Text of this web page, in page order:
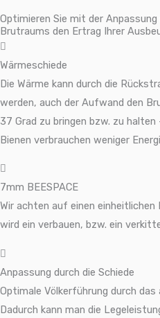
Optimieren Sie mit der Anpassung
Brutraums den Ertrag Ihrer
Wärmeschiede
Die Wärme kann durch die
werden, auch der Aufwand den
37 Grad zu bringen bzw. zu
Bienen verbrauchen weniger
7mm BEESPACE
Wir achten auf einen einheitlichen
wird ein verbauen, bzw. ein
Anpassung durch die Schiede
Optimale Völkerführung durch
Dadurch kann man die